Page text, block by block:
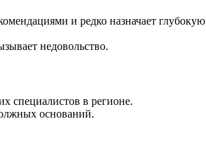
и редко назначает глубокую
недовольство.
специалистов в регионе.
оснований.